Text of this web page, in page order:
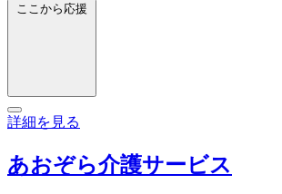
ここから応援
詳細を見る
あおぞら介護サービス